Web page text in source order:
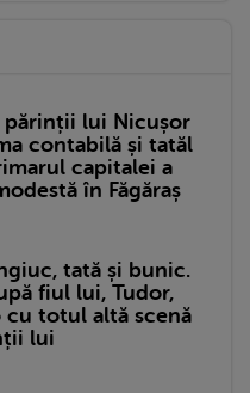
părinții lui Nicușor
contabilă și tatăl
capitalei a
în Făgăraș
tată și bunic.
fiul lui, Tudor,
cu totul altă scenă
lui